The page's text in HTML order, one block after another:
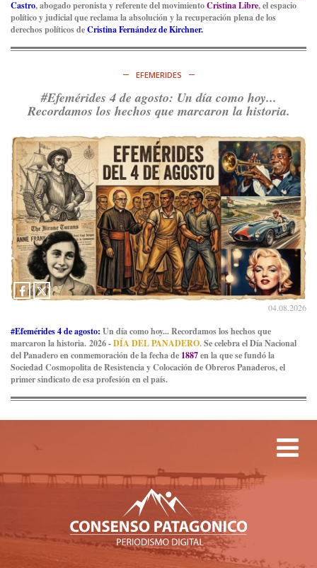
Castro, abogado peronista y referente del movimientoCristina Libre, el espacio
político y judicial que reclama la absolución y la recuperación plena de los
derechos políticos deCristina Fernández de Kirchner.
EFEMERIDES
#Efemérides 4 de agosto: Un día como hoy...
Recordamos los hechos que marcaron la historia.
04.08.2026
#Efemérides 4 de agosto: Un día como hoy... Recordamos los hechos que
marcaron la historia. 2026 -DÍA DEL PANADERO.Se celebra el Día Nacional
del Panadero en conmemoración de la fecha de 1887en la que se fundó la
Sociedad Cosmopolita de Resistencia y Colocación de Obreros Panaderos, el
primer sindicato de esa profesión en el país.